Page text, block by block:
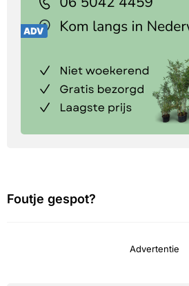
Foutje gespot?
Advertentie